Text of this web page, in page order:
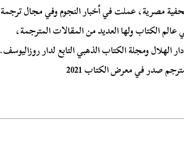
مصرية، عملت في أخبار النجوم وفي مجال ترجمة
عالم الكتاب ولها العديد من المقالات المترجمة،
الهلال ومجلة الكتاب الذهبي التابع لدار روزاليوسف.
صدر في معرض الكتاب 2021